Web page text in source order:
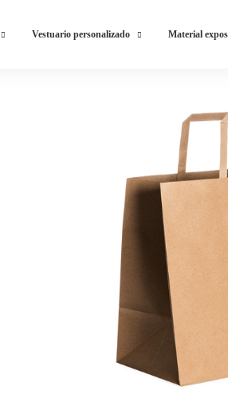
Vestuario personalizado Material